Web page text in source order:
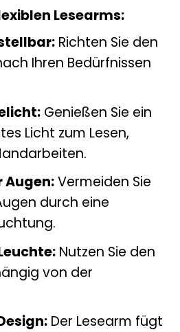
Lesearms:
Richten Sie den
Ihren Bedürfnissen
Genießen Sie ein
Licht zum Lesen,
Augen:Vermeiden Sie
durch eine
Nutzen Sie den
von der
Der Lesearm fügt